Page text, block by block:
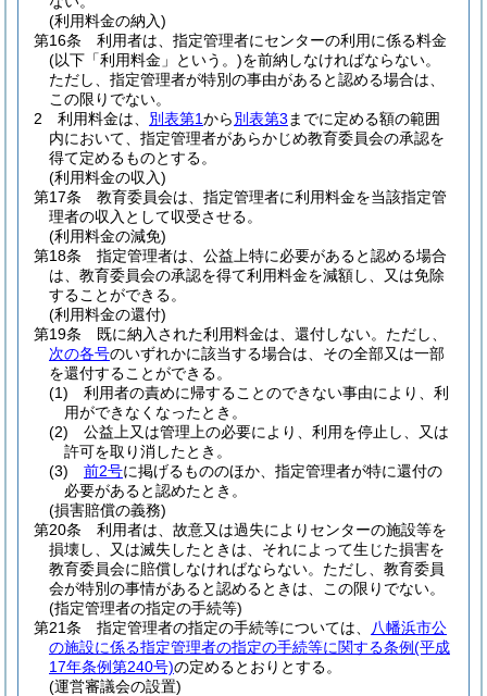
(利用料金の納入)
第16条
利用者は、指定管理者にセンターの利用に係る料金
(以下「利用料金」という。)を前納しなければならない。
ただし、指定管理者が特別の事由があると認める場合は、
この限りでない。
2
利用料金は、 別表第1から別表第3 までに定める額の範囲
内において、指定管理者があらかじめ教育委員会の承認を
得て定めるものとする。
(利用料金の収入)
第17条
教育委員会は、指定管理者に利用料金を当該指定管
理者の収入として収受させる。
(利用料金の減免)
第18条
指定管理者は、公益上特に必要があると認める場合
は、教育委員会の承認を得て利用料金を減額し、又は免除
することができる。
(利用料金の還付)
第19条
既に納入された利用料金は、還付しない。 ただし、
次の各号のいずれかに該当する場合は、その全部又は一部
を還付することができる。
(1)
利用者の責めに帰することのできない事由により、利
用ができなくなったとき。
(2)
公益上又は管理上の必要により、利用を停止し、又は
許可を取り消したとき。
(3)
前2号に掲げるもののほか、指定管理者が特に還付の
必要があると認めたとき。
(損害賠償の義務)
第20条
利用者は、故意又は過失によりセンターの施設等を
損壊し、又は滅失したときは、それによって生じた損害を
教育委員会に賠償しなければならない。 ただし、教育委員
会が特別の事情があると認めるときは、この限りでない。
(指定管理者の指定の手続等)
第21条
指定管理者の指定の手続等については、
八幡浜市公
の施設に係る指定管理者の指定の手続等に関する条例(平成
17年条例第240号)の定めるとおりとする。
(運営審議会の設置)